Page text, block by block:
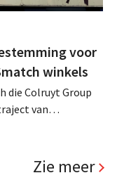
voor
winkels
die Colruyt Group
van
Zie meer